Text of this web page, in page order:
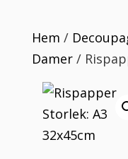
Hem /
Damer/